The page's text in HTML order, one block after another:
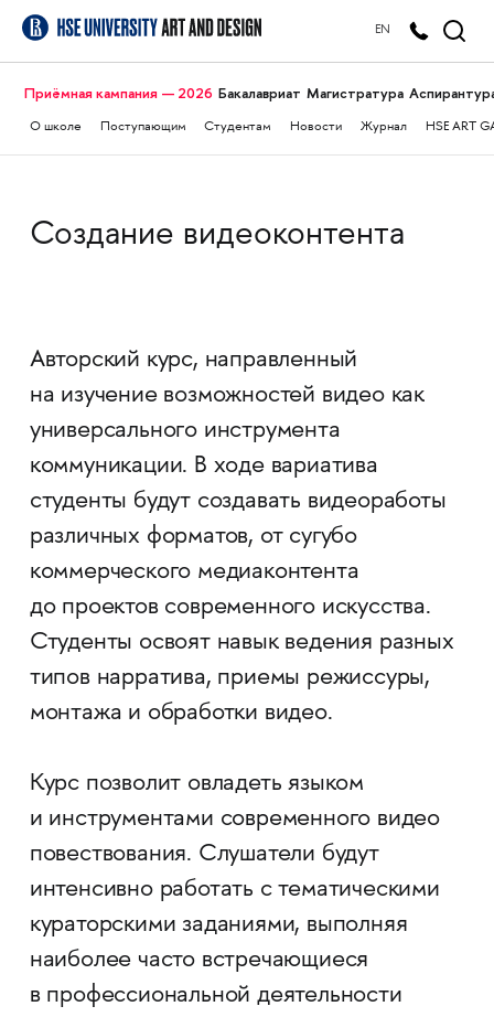
EN
Приёмная кампания — 2026 Бакалавриат Магистратура
О школе Поступающим Студентам Новости Журнал HSE ART
Создание видеоконтента
Авторский курс, направленный
на изучение возможностей видео как
универсального инструмента
коммуникации. В ходе вариатива
студенты будут создавать видеоработы
различных форматов, от сугубо
коммерческого медиаконтента
до проектов современного искусства.
Студенты освоят навык ведения разных
типов нарратива, приемы режиссуры,
монтажа и обработки видео.
Курс позволит овладеть языком
и инструментами современного видео
повествования. Слушатели будут
интенсивно работать с тематическими
кураторскими заданиями, выполняя
наиболее часто встречающиеся
в профессиональной деятельности